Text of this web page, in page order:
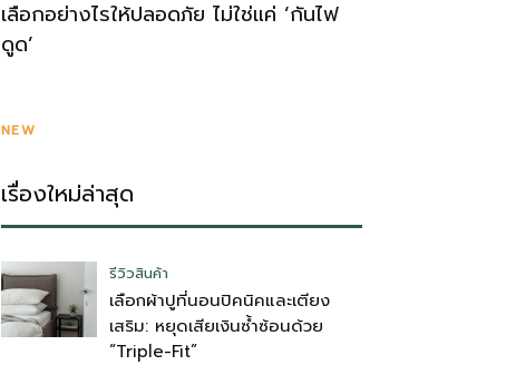
เลือกอย่างไรให้ปลอดภัย ไม่ใช่แค่ ‘กันไฟ
ดูด’
NEW
เรื่องใหม่ล่าสุด
รีวิวสินค้า
เลือกผ้าปูที่นอนปิคนิคและเตียง
เสริม: หยุดเสียเงินซ้ำซ้อนด้วย
“Triple-Fit”